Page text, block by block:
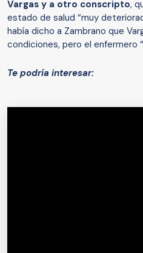
Vargas y a otro conscripto,
estado de salud “muy
había dicho a Zambrano que
condiciones, pero el enfermero
Te podría interesar: